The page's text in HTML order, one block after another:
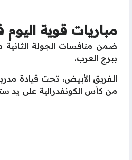
مباريات قوية
ضمن منافسات الجولة
ببرج العرب.
الفريق الأبيض، تحت قيادة
من كأس الكونفدرالية على يد